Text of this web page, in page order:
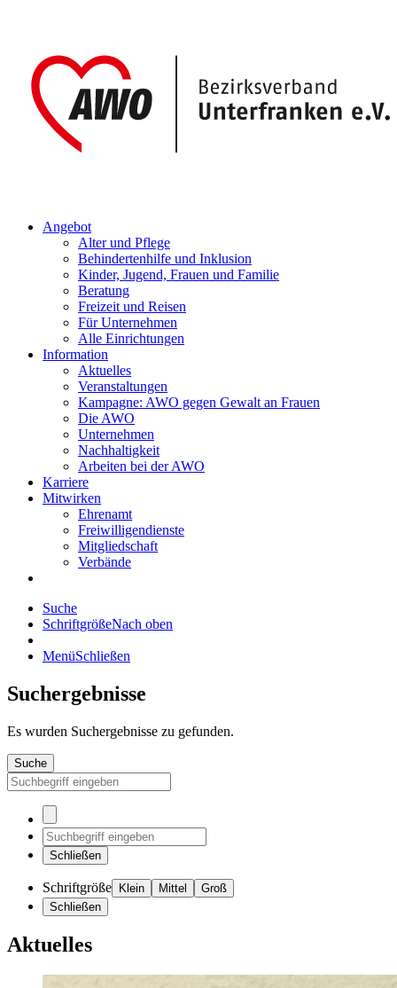
Angebot
Alter und Pflege
Behindertenhilfe und Inklusion
Kinder, Jugend, Frauen und Familie
Beratung
Freizeit und Reisen
Für Unternehmen
Alle Einrichtungen
Information
Aktuelles
Veranstaltungen
Kampagne: AWO gegen Gewalt an Frauen
Die AWO
Unternehmen
Nachhaltigkeit
Arbeiten bei der AWO
Karriere
Mitwirken
Ehrenamt
Freiwilligendienste
Mitgliedschaft
Verbände
Suche
SchriftgrößeNach oben
MenüSchließen
Suchergebnisse
Es wurden Suchergebnisse zu gefunden.
Suche
Schließen
Schriftgröße Klein Mittel
Groß
Schließen
Aktuelles